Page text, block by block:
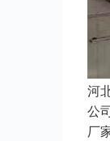
河
公
厂